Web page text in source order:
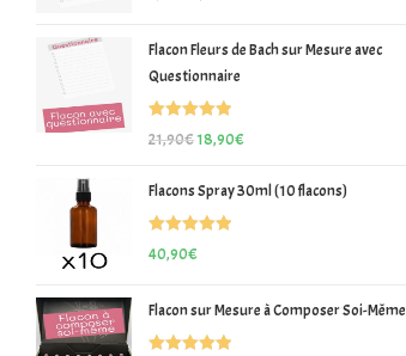
Flacon Fleurs de Bach sur Mesure avec
Questionnaire
Note 5.00
21,90€18,90€
Flacons Spray 30ml (10 flacons)
Note5.00
40,90€
Flacon sur Mesure à Composer Soi-Même